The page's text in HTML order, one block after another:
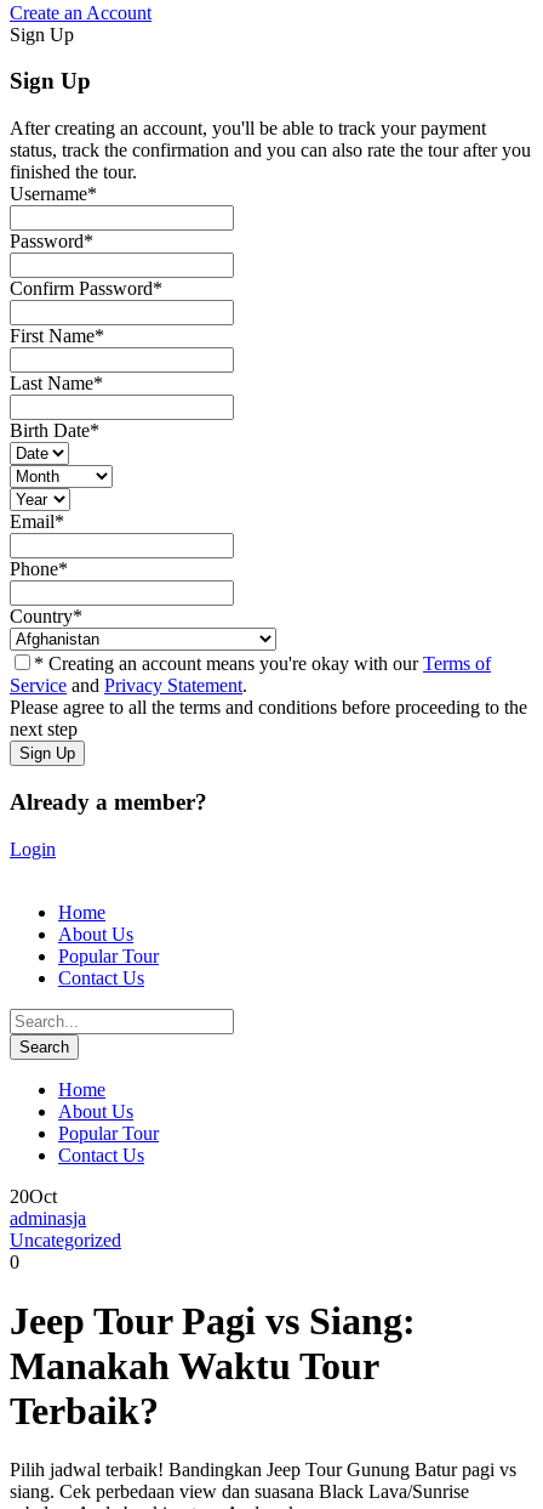
Create an Account
Sign Up
Sign Up
After creating an account, you'll be able to track your payment
status, track the confirmation and you can also rate the tour after you
finished the tour.
Username*
Password*
Confirm Password*
First Name*
Last Name*
Birth Date*
Email*
Phone*
Country*
* Creating an account means you're okay with ourTerms of
Service and Privacy Statement.
Please agree to all the terms and conditions before proceeding to the
next step
Already a member?
Login
Home
About Us
Popular Tour
Contact Us
Home
About Us
Popular Tour
Contact Us
20Oct
adminasja
Uncategorized
0
Jeep Tour Pagi vs Siang:
Manakah Waktu Tour
Terbaik?
Pilih jadwal terbaik! Bandingkan Jeep Tour Gunung Batur pagi vs
siang. Cek perbedaan view dan suasana Black Lava/Sunrise